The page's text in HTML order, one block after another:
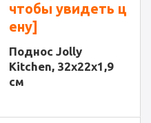
чтобы увидеть ц
ену]
Поднос Jolly
Kitchen, 32x22x1,9
см